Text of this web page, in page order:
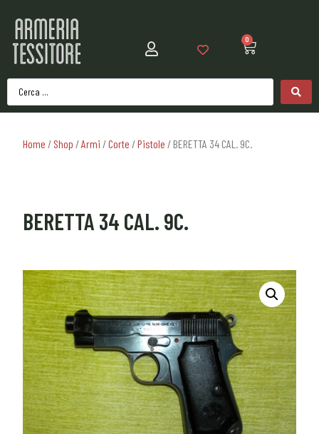
0
Home / Shop /Armi /Corte /Pistole / BERETTA 34 CAL. 9C.
BERETTA 34 CAL. 9C.